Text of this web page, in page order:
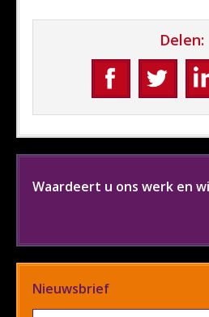
Delen:
Waardeert u ons werk en
Nieuwsbrief